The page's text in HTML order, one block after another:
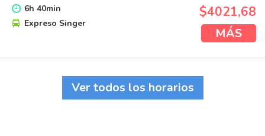
6h 40min
Expreso Singer
$4021,68
MÁS
Ver todos los horarios